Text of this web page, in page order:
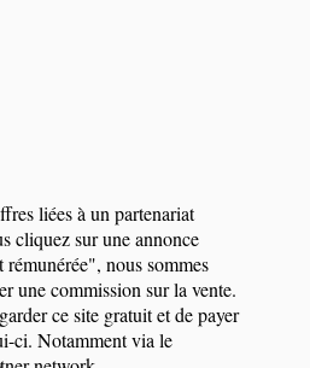
liées à un partenariat
cliquez sur une annonce
nous sommes
une commission sur la vente.
ce site gratuit et de payer
ci. Notamment via le